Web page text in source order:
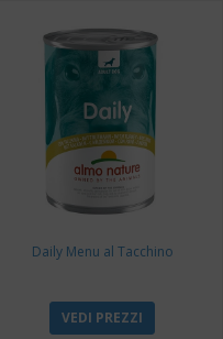
Daily Menu al Tacchino
VEDI PREZZI